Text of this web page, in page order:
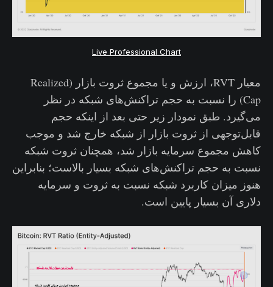
Live Professional Chart
معیار RVT، ارزش و یا مجموع ثروت بازار (Realized
Cap) را نسبت به حجم تراکنش‌های شبکه در نظر
می‌گیرد. طبق نمودار زیر حتی بعد از اینکه حجم
قابل‌توجهی از ثروت بازار از شبکه خارج شد و موجب
کاهش مجموع سرمایه بازار شد، همچنان ثروت شبکه
نسبت به حجم‌ تراکنش‌های شبکه بسیار بالاست؛ بنابراین
هنوز میزان کاربرد شبکه نسبت به ثروت و سرمایه
دلاری آن بسیار پایین است.